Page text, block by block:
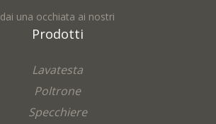
dai una occhiata ai nostri
Prodotti
Lavatesta
Poltrone
Specchiere